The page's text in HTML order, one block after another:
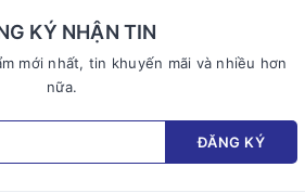
KÝ NHẬN TIN
mới nhất, tin khuyến mãi và nhiều hơn
nữa.
ĐĂNG KÝ